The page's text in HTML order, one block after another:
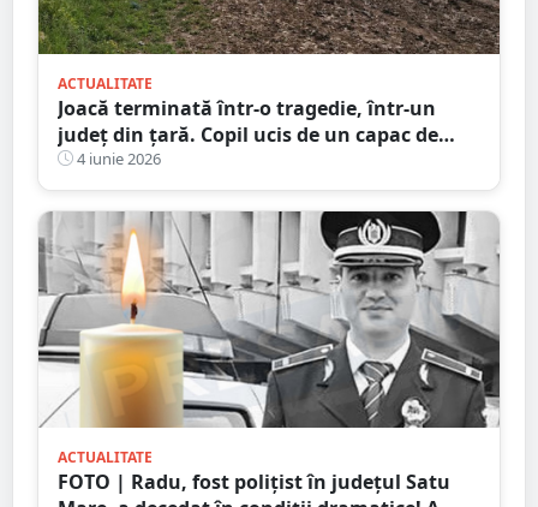
ACTUALITATE
Joacă terminată într-o tragedie, într-un
județ din țară. Copil ucis de un capac de
canalizare
4 iunie 2026
ACTUALITATE
FOTO | Radu, fost polițist în județul Satu